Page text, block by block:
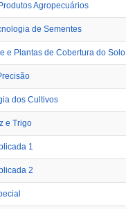
Agropecuários
de Sementes
e Plantas de Cobertura do Solo
dos Cultivos
e Trigo
1
2